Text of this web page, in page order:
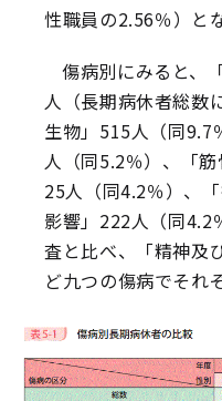
性職員の2.56％）と
傷病別にみると、
人（長期病休者総数
生物」515人（同9.7
人（同5.2％）、「
25人（同4.2％）、
影響」222人（同4.2
査と比べ、「精神及
ど九つの傷病でそれ